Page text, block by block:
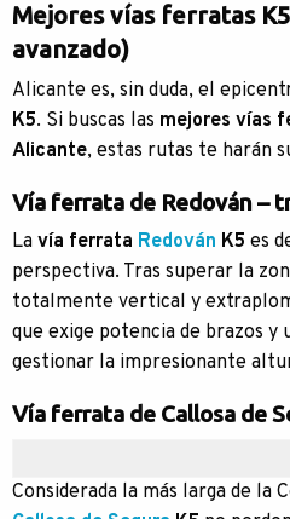
Mejores vías ferratas
avanzado)
Alicante es, sin duda, el
K5. Si buscas las mejores vías
Alicante, estas rutas te harán
Vía ferrata de Redován –
La vía ferrata Redován K5 es
perspectiva. Tras superar la
totalmente vertical y
que exige potencia de brazos y
gestionar la impresionante
Vía ferrata de Callosa de
Considerada la más larga de la